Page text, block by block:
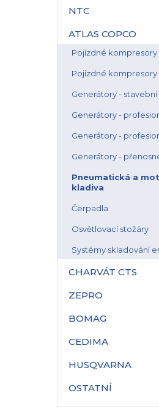
NTC
ATLAS COPCO
Pojízdné kompresory
Pojízdné kompresory
Generátory - stavební
Generátory -
Generátory -
Generátory -
Pneumatická a
kladiva
Čerpadla
Osvětlovací stožáry
Systémy skladování
CHARVÁT CTS
ZEPRO
BOMAG
CEDIMA
HUSQVARNA
OSTATNÍ